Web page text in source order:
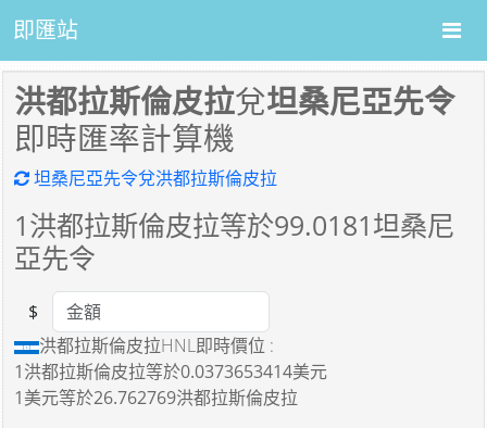
即匯站
洪都拉斯倫皮拉兌坦桑尼亞先令
即時匯率計算機
坦桑尼亞先令兌洪都拉斯倫皮拉
1洪都拉斯倫皮拉等於99.0181坦桑尼
亞先令
Amount
$
洪都拉斯倫皮拉HNL即時價位 :
1洪都拉斯倫皮拉等於0.0373653414美元
1美元等於26.762769洪都拉斯倫皮拉